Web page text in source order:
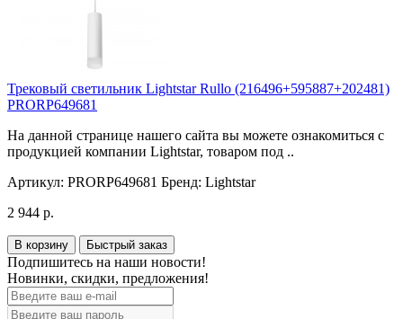
Трековый светильник Lightstar Rullo (216496+595887+202481)
PRORP649681
На данной странице нашего сайта вы можете ознакомиться с
продукцией компании Lightstar, товаром под ..
Артикул: PRORP649681 Бренд: Lightstar
2 944 р.
В корзину Быстрый заказ
Подпишитесь на наши новости!
Новинки, скидки, предложения!